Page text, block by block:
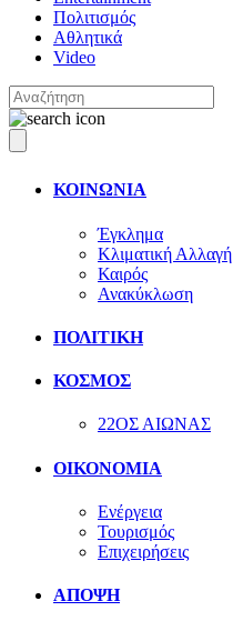
Πολιτισμός
Αθλητικά
Video
ΚΟΙΝΩΝΙΑ
Έγκλημα
Κλιματική Αλλαγή
Καιρός
Ανακύκλωση
ΠΟΛΙΤΙΚΗ
ΚΟΣΜΟΣ
22ΟΣ ΑΙΩΝΑΣ
ΟΙΚΟΝΟΜΙΑ
Ενέργεια
Τουρισμός
Επιχειρήσεις
ΑΠΟΨΗ